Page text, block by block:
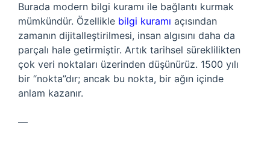
Burada modern bilgi kuramı ile bağlantı kurmak
mümkündür. Özellikle bilgi kuramı açısından
zamanın dijitalleştirilmesi, insan algısını daha da
parçalı hale getirmiştir. Artık tarihsel süreklilikten
çok veri noktaları üzerinden düşünürüz. 1500 yılı
bir “nokta”dır; ancak bu nokta, bir ağın içinde
anlam kazanır.
—